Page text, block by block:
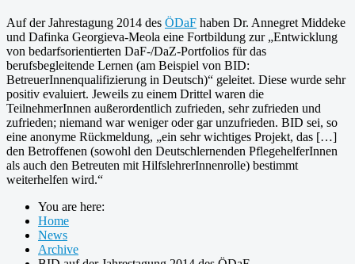
Auf der Jahrestagung 2014 des ÖDaF haben Dr. Annegret Middeke
und Dafinka Georgieva-Meola eine Fortbildung zur „Entwicklung
von bedarfsorientierten DaF-/DaZ-Portfolios für das
berufsbegleitende Lernen (am Beispiel von BID:
BetreuerInnenqualifizierung in Deutsch)“ geleitet. Diese wurde sehr
positiv evaluiert. Jeweils zu einem Drittel waren die
TeilnehmerInnen außerordentlich zufrieden, sehr zufrieden und
zufrieden; niemand war weniger oder gar unzufrieden. BID sei, so
eine anonyme Rückmeldung, „ein sehr wichtiges Projekt, das […]
den Betroffenen (sowohl den Deutschlernenden PflegehelferInnen
als auch den Betreuten mit HilfslehrerInnenrolle) bestimmt
weiterhelfen wird.“
You are here:
Home
News
Archive